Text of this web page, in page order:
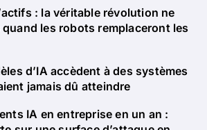
: la véritable révolution ne
les robots remplaceront les
d’IA accèdent à des systèmes
jamais dû atteindre
IA en entreprise en un an :